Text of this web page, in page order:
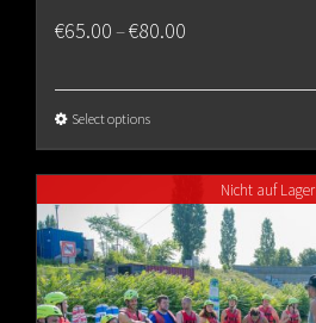
€65.00–€80.00
€80.00
Select options
Nicht auf Lager